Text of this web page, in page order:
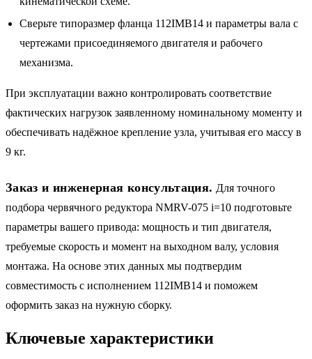
Сверьте типоразмер фланца 112IMB14 и параметры вала с
чертежами присоединяемого двигателя и рабочего
механизма.
При эксплуатации важно контролировать соответствие
фактических нагрузок заявленному номинальному моменту и
обеспечивать надёжное крепление узла, учитывая его массу в
9 кг.
Заказ и инженерная консультация. Для точного
подбора червячного редуктора NMRV-075 i=10 подготовьте
параметры вашего привода: мощность и тип двигателя,
требуемые скорость и момент на выходном валу, условия
монтажа. На основе этих данных мы подтвердим
совместимость с исполнением 112IMB14 и поможем
оформить заказ на нужную сборку.
Ключевые характеристики